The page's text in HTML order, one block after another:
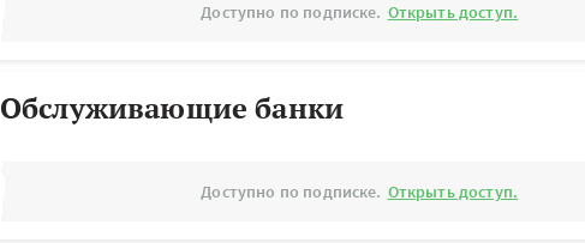
Доступно по подписке. Открыть доступ.
Обслуживающие банки
Доступно по подписке. Открыть доступ.